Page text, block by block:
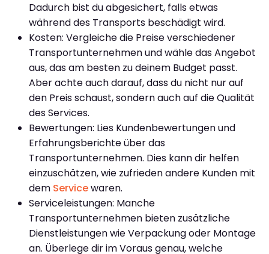
Dadurch bist du abgesichert, falls etwas
während des Transports beschädigt wird.
Kosten: Vergleiche die Preise verschiedener
Transportunternehmen und wähle das Angebot
aus, das am besten zu deinem Budget passt.
Aber achte auch darauf, dass du nicht nur auf
den Preis schaust, sondern auch auf die Qualität
des Services.
Bewertungen: Lies Kundenbewertungen und
Erfahrungsberichte über das
Transportunternehmen. Dies kann dir helfen
einzuschätzen, wie zufrieden andere Kunden mit
dem Servicewaren.
Serviceleistungen: Manche
Transportunternehmen bieten zusätzliche
Dienstleistungen wie Verpackung oder Montage
an. Überlege dir im Voraus genau, welche